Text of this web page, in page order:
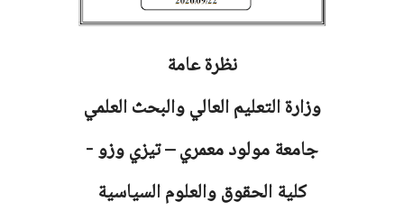
نظرة عامة
وزارة التعليم العالي والبحث العلمي
جامعةمولود معمري – تيزي وزو -
كلية الحقوق والعلوم السياسية